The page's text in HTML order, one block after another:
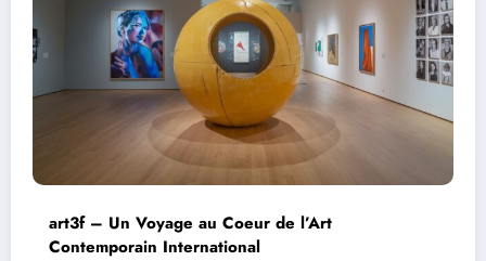
art3f – Un Voyage au Coeur de l’Art
Contemporain International